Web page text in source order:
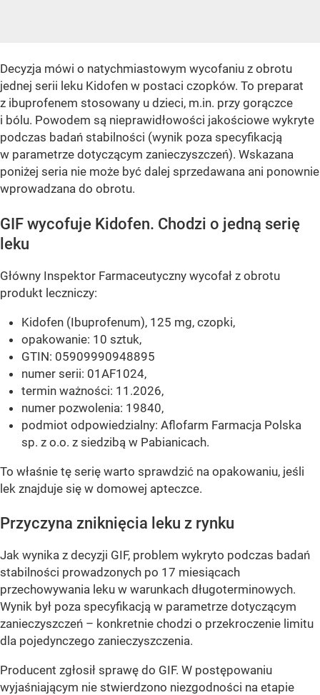
Decyzja mówi o natychmiastowym wycofaniu z obrotu
jednej serii leku Kidofen w postaci czopków. To preparat
z ibuprofenem stosowany u dzieci, m.in. przy gorączce
i bólu. Powodem są nieprawidłowości jakościowe wykryte
podczas badań stabilności (wynik poza specyfikacją
w parametrze dotyczącym zanieczyszczeń). Wskazana
poniżej seria nie może być dalej sprzedawana ani ponownie
wprowadzana do obrotu.
GIF wycofuje Kidofen. Chodzi o jedną serię
leku
Główny Inspektor Farmaceutyczny wycofał z obrotu
produkt leczniczy:
Kidofen (Ibuprofenum), 125 mg, czopki,
opakowanie: 10 sztuk,
GTIN: 05909990948895
numer serii: 01AF1024,
termin ważności: 11.2026,
numer pozwolenia: 19840,
podmiot odpowiedzialny: Aflofarm Farmacja Polska
sp. z o.o. z siedzibą w Pabianicach.
To właśnie tę serię warto sprawdzić na opakowaniu, jeśli
lek znajduje się w domowej apteczce.
Przyczyna zniknięcia leku z rynku
Jak wynika z decyzji GIF, problem wykryto podczas badań
stabilności prowadzonych po 17 miesiącach
przechowywania leku w warunkach długoterminowych.
Wynik był poza specyfikacją w parametrze dotyczącym
zanieczyszczeń – konkretnie chodzi o przekroczenie limitu
dla pojedynczego zanieczyszczenia.
Producent zgłosił sprawę do GIF. W postępowaniu
wyjaśniającym nie stwierdzono niezgodności na etapie